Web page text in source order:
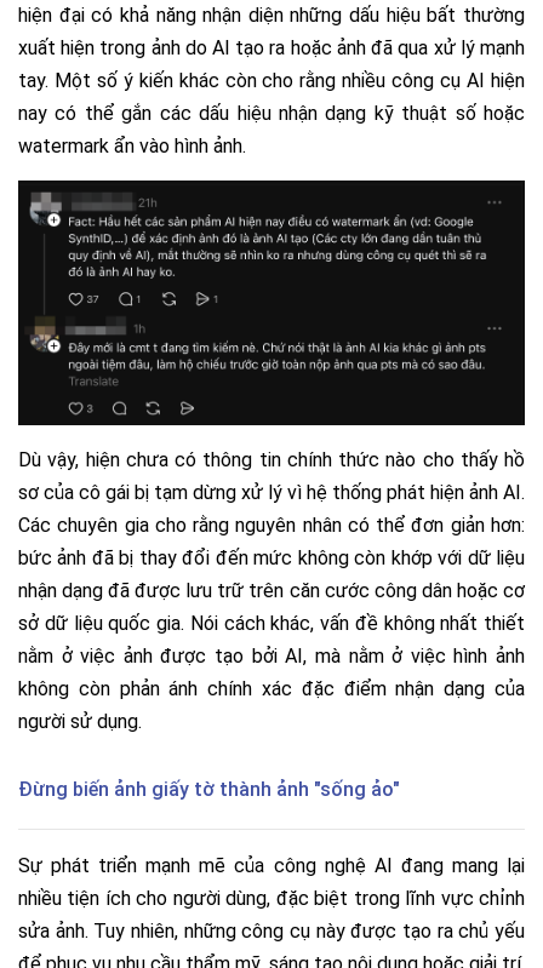
hiện đại có khả năng nhận diện những dấu hiệu bất thường
xuất hiện trong ảnh do AI tạo ra hoặc ảnh đã qua xử lý mạnh
tay. Một số ý kiến khác còn cho rằng nhiều công cụ AI hiện
nay có thể gắn các dấu hiệu nhận dạng kỹ thuật số hoặc
watermark ẩn vào hình ảnh.
Dù vậy, hiện chưa có thông tin chính thức nào cho thấy hồ
sơ của cô gái bị tạm dừng xử lý vì hệ thống phát hiện ảnh AI.
Các chuyên gia cho rằng nguyên nhân có thể đơn giản hơn:
bức ảnh đã bị thay đổi đến mức không còn khớp với dữ liệu
nhận dạng đã được lưu trữ trên căn cước công dân hoặc cơ
sở dữ liệu quốc gia. Nói cách khác, vấn đề không nhất thiết
nằm ở việc ảnh được tạo bởi AI, mà nằm ở việc hình ảnh
không còn phản ánh chính xác đặc điểm nhận dạng của
người sử dụng.
Đừng biến ảnh giấy tờ thành ảnh "sống ảo"
Sự phát triển mạnh mẽ của công nghệ AI đang mang lại
nhiều tiện ích cho người dùng, đặc biệt trong lĩnh vực chỉnh
sửa ảnh. Tuy nhiên, những công cụ này được tạo ra chủ yếu